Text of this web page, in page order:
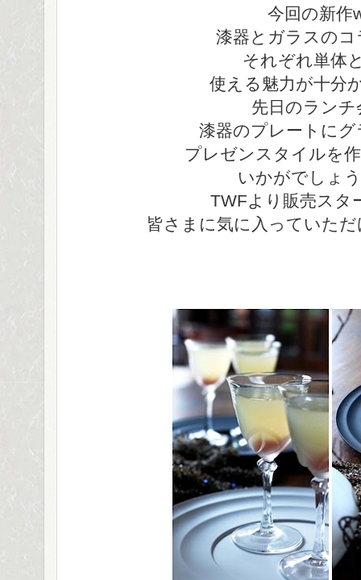
今回の新作
漆器とガラスの
それぞれ単体
使える魅力が十分
先日のランチ
漆器のプレートに
プレゼンスタイルを
いかがでしょ
TWFより販売スタ
皆さまに気に入っていた